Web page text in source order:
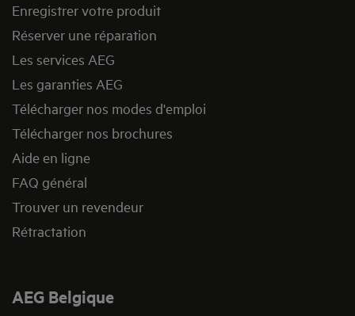
Enregistrer votre produit
Réserver une réparation
Les services AEG
Les garanties AEG
Télécharger nos modes d'emploi
Télécharger nos brochures
Aide en ligne
FAQ général
Trouver un revendeur
Rétractation
AEG Belgique